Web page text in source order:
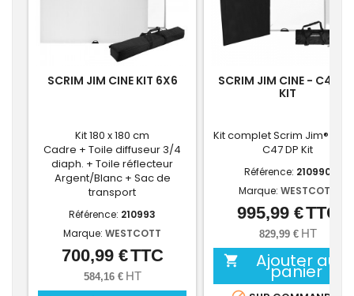
SCRIM JIM CINE KIT 6X6
Kit 180 x 180 cm
Cadre + Toile diffuseur 3/4
diaph. + Toile réflecteur
Argent/Blanc + Sac de
transport
Référence: 210993
Marque: WESTCOTT
Prix
700,99 €TTC
584,16 € HT
SCRIM JIM CINE - C47
KIT
Kit complet Scrim Jim®
C47 DP Kit
Référence: 210990
Marque: WESTCOTT
Prix
995,99 €TTC
829,99 € HT
 Ajouter au
panier